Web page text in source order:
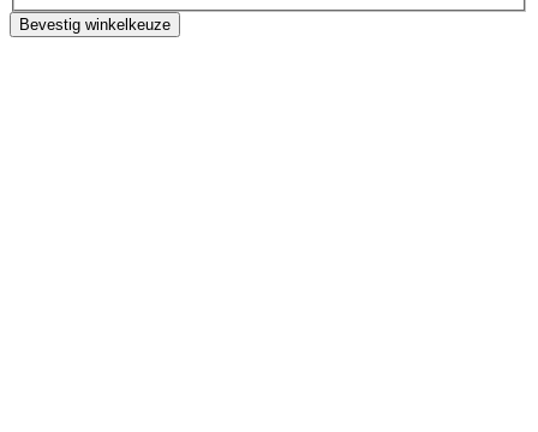
Bevestig winkelkeuze